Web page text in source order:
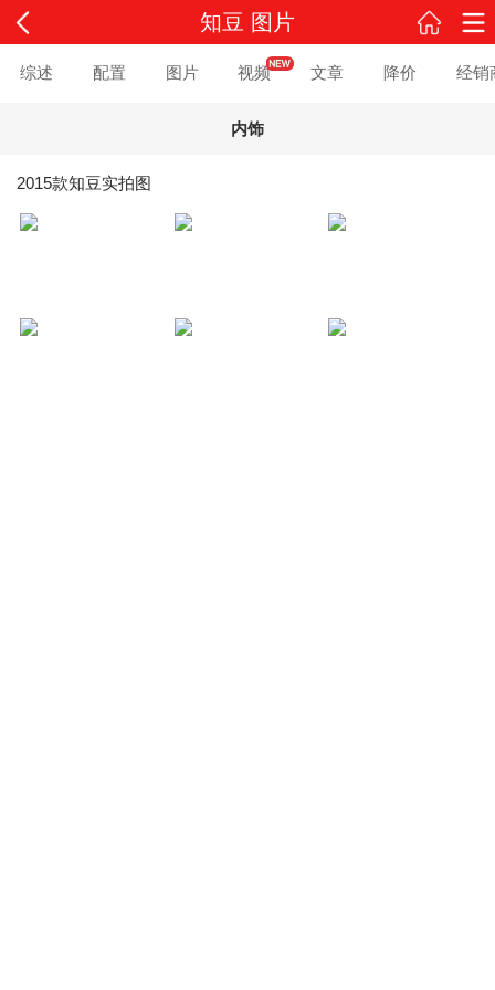
知豆 图片
综述 配置 图片 视频 文章 降价 经销
内饰
2015款知豆实拍图